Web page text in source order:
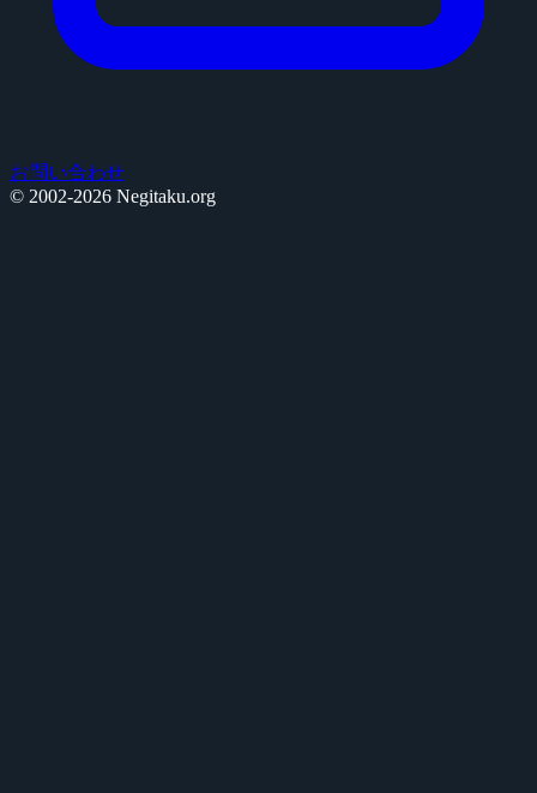
お問い合わせ
© 2002-2026 Negitaku.org